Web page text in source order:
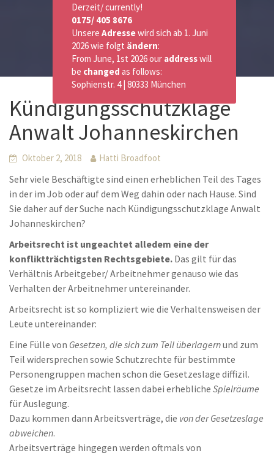
Kündigungsschutzklage
Anwalt Johanneskirchen
Oktober 2, 2018 Hatti Broadfoot
Sehr viele Beschäftigte sind einen erheblichen Teil des Tages
in der im Job oder auf dem Weg dahin oder nach Hause. Sind
Sie daher auf der Suche nach Kündigungsschutzklage Anwalt
Johanneskirchen?
Arbeitsrecht ist ungeachtet alledem eine der
konfliktträchtigsten Rechtsgebiete. Das gilt für das
Verhältnis Arbeitgeber/ Arbeitnehmer genauso wie das
Verhalten der Arbeitnehmer untereinander.
Arbeitsrecht ist so kompliziert wie die Verhaltensweisen der
Leute untereinander:
Eine Fülle von Gesetzen, die sich zum Teil überlagernund zum
Teil widersprechen sowie Schutzrechte für bestimmte
Personengruppen machen schon die Gesetzeslage diffizil.
Gesetze im Arbeitsrecht lassen dabei erhebliche Spielräume
für Auslegung.
Dazu kommen dann Arbeitsverträge, die von der Gesetzeslage
abweichen.
Arbeitsverträge hingegen werden oftmals von
Derzeit/ currently!
0175/ 405 8676
Unsere Adressewird sich ab 1. Juni
2026 wie folgt ändern:
From June, 1st 2026 our addresswill
be changed as follows:
Sophienstr. 4 | 80333 München